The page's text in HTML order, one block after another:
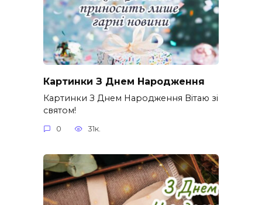
Картинки З Днем Народження
Картинки З Днем Народження Вітаю зі
святом!
0 31к.